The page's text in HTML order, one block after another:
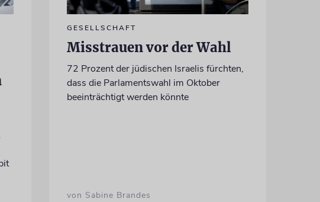
GESELLSCHAFT
Misstrauen vor der Wahl
72 Prozent der jüdischen Israelis fürchten,
dass die Parlamentswahl im Oktober
beeinträchtigt werden könnte
von Sabine Brandes